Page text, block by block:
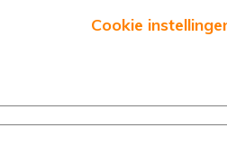
Cookie